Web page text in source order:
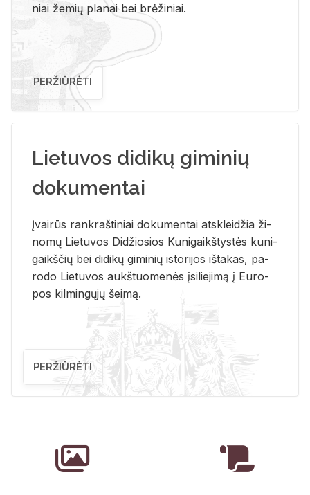
niai že­mių pla­nai bei brė­ži­niai.
PERŽIŪRĖTI
Lietuvos didikų giminių
dokumentai
Įvai­rūs rank­raš­ti­niai do­ku­men­tai at­sklei­džia ži­
no­mų Lie­tu­vos Di­džio­sios Ku­ni­gaikš­tys­tės ku­ni­
gaikš­čių bei di­di­kų gi­mi­nių is­to­ri­jos iš­ta­kas, pa­
ro­do Lie­tu­vos aukš­tuo­me­nės įsi­lie­ji­mą į Eu­ro­
pos kil­min­gų­jų šei­mą.
PERŽIŪRĖTI